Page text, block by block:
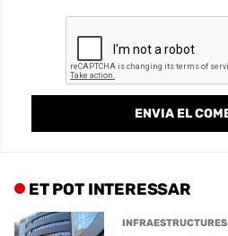
ET POT INTERESSAR
INFRAESTRUCTURES